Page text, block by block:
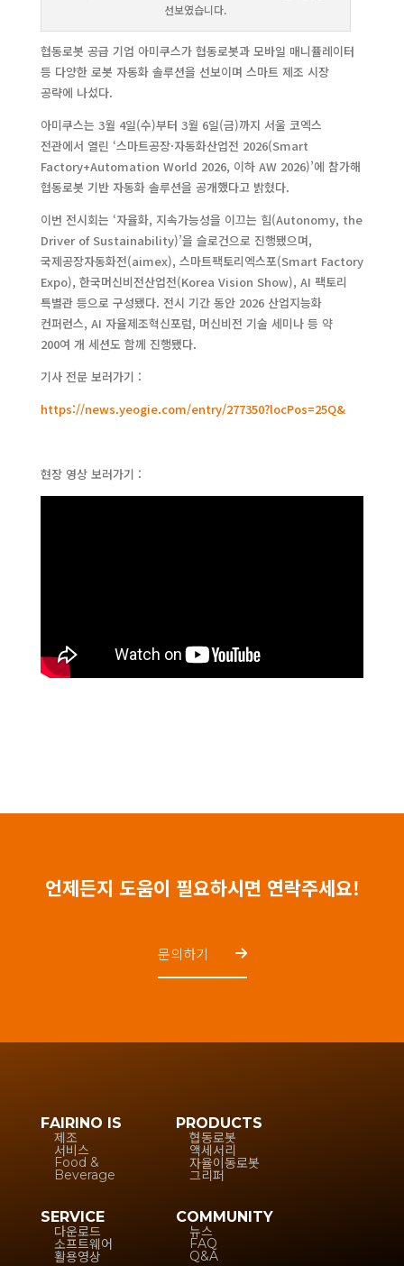
선보였습니다.
협동로봇 공급 기업 아미쿠스가 협동로봇과 모바일 매니퓰레이터
등 다양한 로봇 자동화 솔루션을 선보이며 스마트 제조 시장
공략에 나섰다.
아미쿠스는 3월 4일(수)부터 3월 6일(금)까지 서울 코엑스
전관에서 열린 ‘스마트공장·자동화산업전 2026(Smart
Factory+Automation World 2026, 이하 AW 2026)’에 참가해
협동로봇 기반 자동화 솔루션을 공개했다고 밝혔다.
이번 전시회는 ‘자율화, 지속가능성을 이끄는 힘(Autonomy, the
Driver of Sustainability)’을 슬로건으로 진행됐으며,
국제공장자동화전(aimex), 스마트팩토리엑스포(Smart Factory
Expo), 한국머신비전산업전(Korea Vision Show), AI 팩토리
특별관 등으로 구성됐다. 전시 기간 동안 2026 산업지능화
컨퍼런스, AI 자율제조혁신포럼, 머신비전 기술 세미나 등 약
200여 개 세션도 함께 진행됐다.
기사 전문 보러가기 :
https://news.yeogie.com/entry/277350?locPos=25Q&
현장 영상 보러가기 :
언제든지 도움이 필요하시면 연락주세요!
문의하기
FAIRINO IS
제조
서비스
Food &
Beverage
PRODUCTS
협동로봇
액세서리
자율이동로봇
그리퍼
SERVICE
다운로드
소프트웨어
활용영상
COMMUNITY
뉴스
FAQ
Q&A